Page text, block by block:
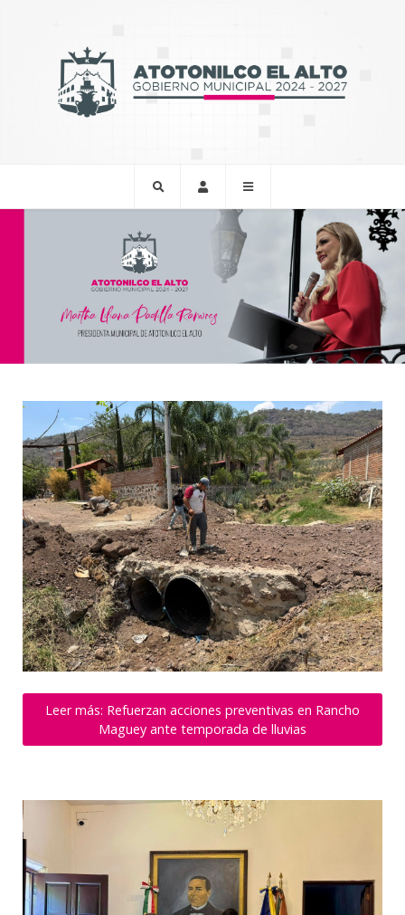
Leer más: Refuerzan acciones preventivas en Rancho
Maguey ante temporada de lluvias